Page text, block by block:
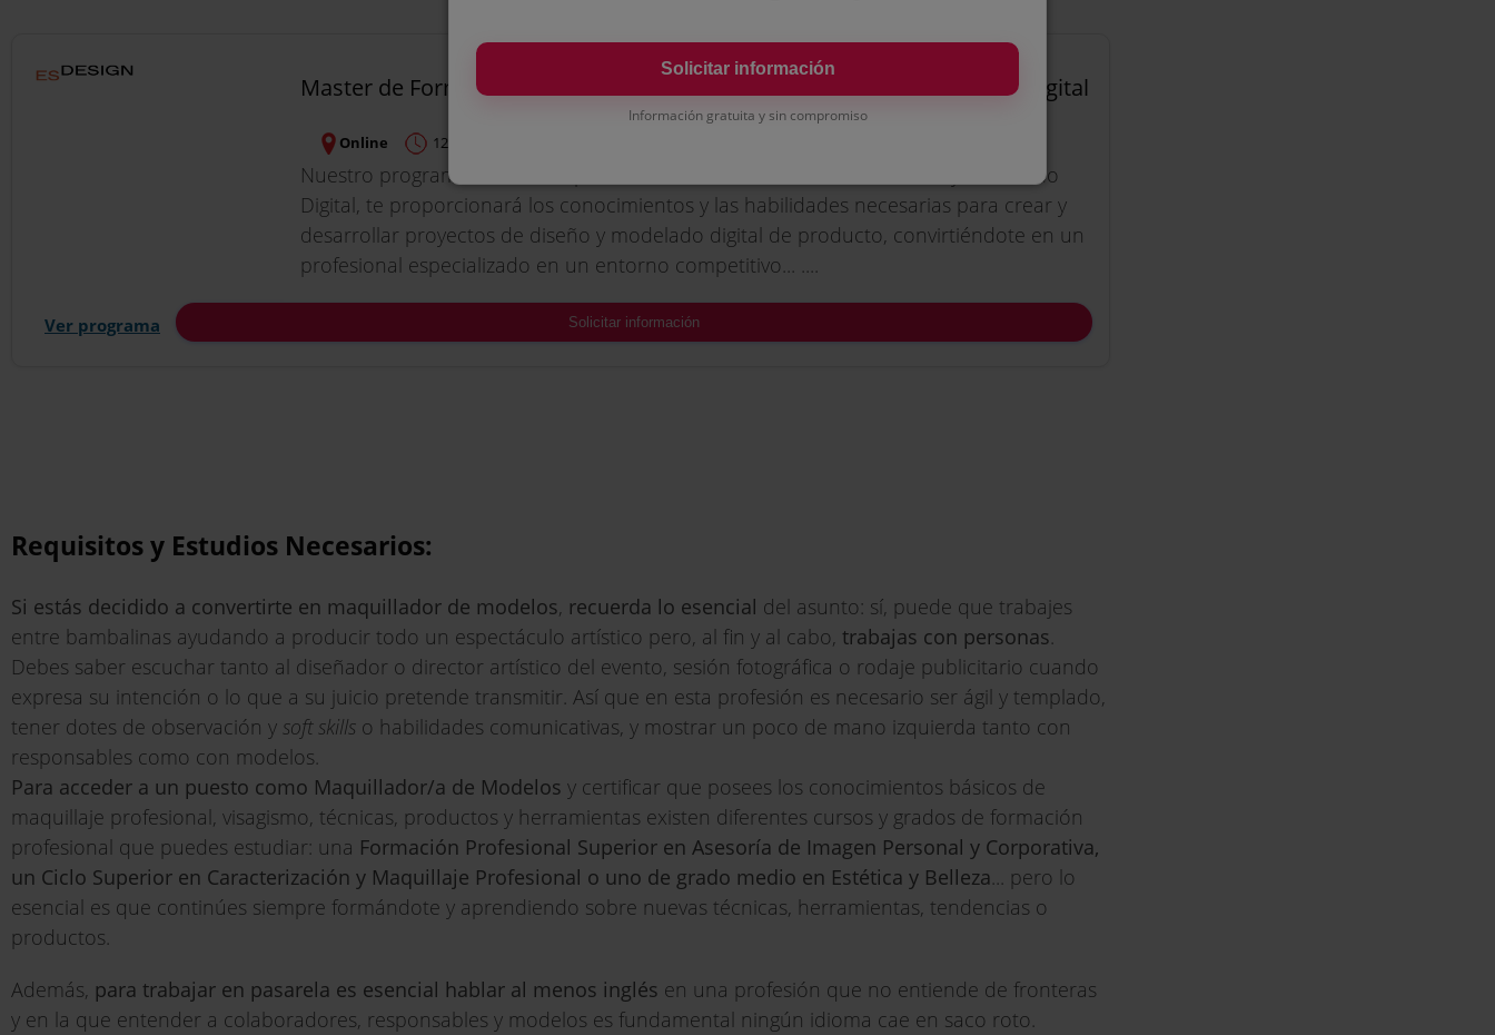
Master de Formación Permanente en Diseño de Producto y Modelado Digital
Online 12 meses, 60 ECTS
Nuestro programa formación permanente Máster Diseño de Producto y Modelado
Digital, te proporcionará los conocimientos y las habilidades necesarias para crear y
desarrollar proyectos de diseño y modelado digital de producto, convirtiéndote en un
profesional especializado en un entorno competitivo... ....
Ver programa Solicitar información
Requisitos y Estudios Necesarios:
Si estás decidido a convertirte en maquillador de modelos, recuerda lo esencial del asunto: sí, puede que trabajes
entre bambalinas ayudando a producir todo un espectáculo artístico pero, al fin y al cabo, trabajas con personas.
Debes saber escuchar tanto al diseñador o director artístico del evento, sesión fotográfica o rodaje publicitario cuando
expresa su intención o lo que a su juicio pretende transmitir. Así que en esta profesión es necesario ser ágil y templado,
tener dotes de observación y soft skills o habilidades comunicativas, y mostrar un poco de mano izquierda tanto con
responsables como con modelos.
Para acceder a un puesto como Maquillador/a de Modelos y certificar que posees los conocimientos básicos de
maquillaje profesional, visagismo, técnicas, productos y herramientas existen diferentes cursos y grados de formación
profesional que puedes estudiar: una Formación Profesional Superior en Asesoría de Imagen Personal y Corporativa,
un Ciclo Superior en Caracterización y Maquillaje Profesional o uno de grado medio en Estética y Belleza... pero lo
esencial es que continúes siempre formándote y aprendiendo sobre nuevas técnicas, herramientas, tendencias o
productos.
Además, para trabajar en pasarela es esencial hablar al menos inglés en una profesión que no entiende de fronteras
y en la que entender a colaboradores, responsables y modelos es fundamental ningún idioma cae en saco roto.
Solicitar información
Información gratuita y sin compromiso